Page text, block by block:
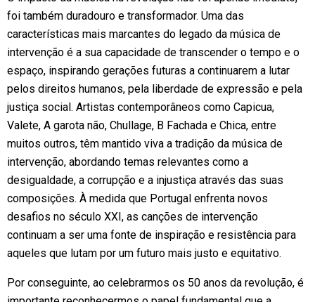
foi também duradouro e transformador. Uma das
características mais marcantes do legado da música de
intervenção é a sua capacidade de transcender o tempo e o
espaço, inspirando gerações futuras a continuarem a lutar
pelos direitos humanos, pela liberdade de expressão e pela
justiça social. Artistas contemporâneos como Capicua,
Valete, A garota não, Chullage, B Fachada e Chica, entre
muitos outros, têm mantido viva a tradição da música de
intervenção, abordando temas relevantes como a
desigualdade, a corrupção e a injustiça através das suas
composições. À medida que Portugal enfrenta novos
desafios no século XXI, as canções de intervenção
continuam a ser uma fonte de inspiração e resistência para
aqueles que lutam por um futuro mais justo e equitativo.
Por conseguinte, ao celebrarmos os 50 anos da revolução, é